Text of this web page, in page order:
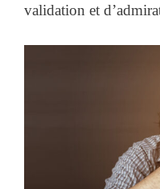
validation et